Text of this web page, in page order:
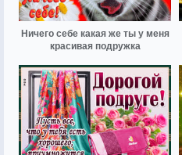
Ничего себе какая же ты у меня
красивая подружка